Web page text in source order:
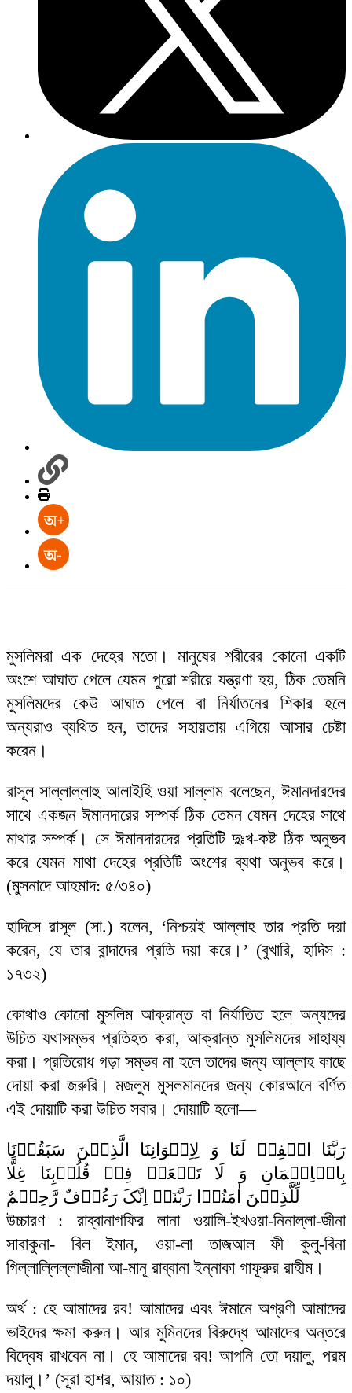
মুসলিমরা এক দেহের মতো। মানুষের শরীরের কোনো একটি
অংশে আঘাত পেলে যেমন পুরো শরীরে যন্ত্রণা হয়, ঠিক তেমনি
মুসলিমদের কেউ আঘাত পেলে বা নির্যাতনের শিকার হলে
অন্যরাও ব্যথিত হন, তাদের সহায়তায় এগিয়ে আসার চেষ্টা
করেন।
রাসূল সাল্লাল্লাহু আলাইহি ওয়া সাল্লাম বলেছেন, ঈমানদারদের
সাথে একজন ঈমানদারের সম্পর্ক ঠিক তেমন যেমন দেহের সাথে
মাথার সম্পর্ক। সে ঈমানদারদের প্রতিটি দুঃখ-কষ্ট ঠিক অনুভব
করে যেমন মাথা দেহের প্রতিটি অংশের ব্যথা অনুভব করে।
(মুসনাদে আহমাদ: ৫/৩৪০)
হাদিসে রাসূল (সা.) বলেন, ‘নিশ্চয়ই আল্লাহ তার প্রতি দয়া
করেন, যে তার বান্দাদের প্রতি দয়া করে।’ (বুখারি, হাদিস :
১৭৩২)
কোথাও কোনো মুসলিম আক্রান্ত বা নির্যাতিত হলে অন্যদের
উচিত যথাসম্ভব প্রতিহত করা, আক্রান্ত মুসলিমদের সাহায্য
করা। প্রতিরোধ গড়া সম্ভব না হলে তাদের জন্য আল্লাহ কাছে
দোয়া করা জরুরি। মজলুম মুসলমানদের জন্য কোরআনে বর্ণিত
এই দোয়াটি করা উচিত সবার। দোয়াটি হলো—
رَبَّنَا اغۡفِرۡ لَنَا وَ لِاِخۡوَانِنَا الَّذِیۡنَ سَبَقُوۡنَا
بِالۡاِیۡمَانِ وَ لَا تَجۡعَلۡ فِیۡ قُلُوۡبِنَا غِلًّا
لِّلَّذِیۡنَ اٰمَنُوۡا رَبَّنَاۤ اِنَّکَ رَءُوۡفٌ رَّحِیۡمٌ
উচ্চারণ : রাব্বানাগফির লানা ওয়ালি-ইখওয়া-নিনাল্লা-জীনা
সাবাকুনা- বিল ইমান, ওয়া-লা তাজআল ফী কুলু-বিনা
গিল্লাল্লিল্লাজীনা আ-মানূ রাব্বানা ইন্নাকা গাফূরুর রাহীম।
অর্থ : হে আমাদের রব! আমাদের এবং ঈমানে অগ্রণী আমাদের
ভাইদের ক্ষমা করুন। আর মুমিনদের বিরুদ্ধে আমাদের অন্তরে
বিদ্বেষ রাখবেন না। হে আমাদের রব! আপনি তো দয়ালু, পরম
দয়ালু।’ (সূরা হাশর, আয়াত : ১০)